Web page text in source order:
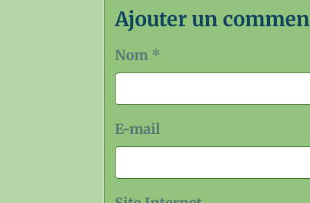
Ajouter un
Nom
E-mail